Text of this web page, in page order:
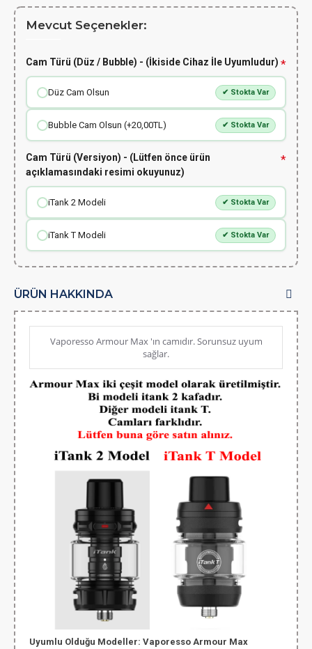
Mevcut Seçenekler:
Cam Türü (Düz / Bubble) - (İkiside Cihaz İle Uyumludur)
Düz Cam Olsun ✔ Stokta Var
Bubble Cam Olsun (+20,00TL) ✔ Stokta Var
Cam Türü (Versiyon) - (Lütfen önce ürün
açıklamasındaki resimi okuyunuz)
iTank 2 Modeli ✔ Stokta Var
iTank T Modeli ✔ Stokta Var
ÜRÜN HAKKINDA
Vaporesso Armour Max 'ın camıdır. Sorunsuz uyum
sağlar.
Uyumlu Olduğu Modeller: Vaporesso Armour Max